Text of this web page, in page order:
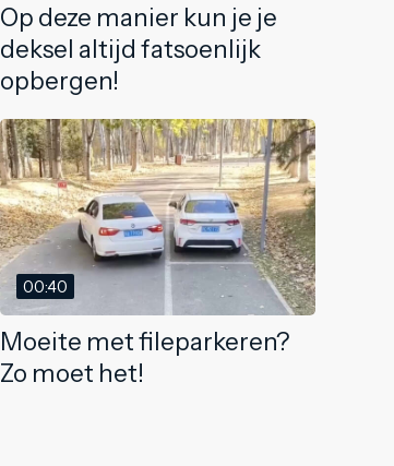
Op deze manier kun je je
deksel altijd fatsoenlijk
opbergen!
00:40
Moeite met fileparkeren?
Zo moet het!